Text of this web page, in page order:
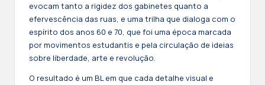
evocam tanto a rigidez dos gabinetes quanto a
efervescência das ruas, e uma trilha que dialoga com o
espírito dos anos 60 e 70, que foi uma época marcada
por movimentos estudantis e pela circulação de ideias
sobre liberdade, arte e revolução.
O resultado é um BL em que cada detalhe visual e